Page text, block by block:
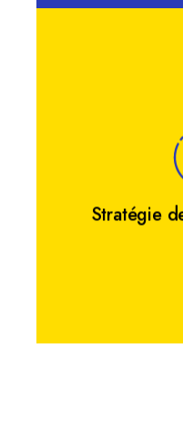
Stratégie